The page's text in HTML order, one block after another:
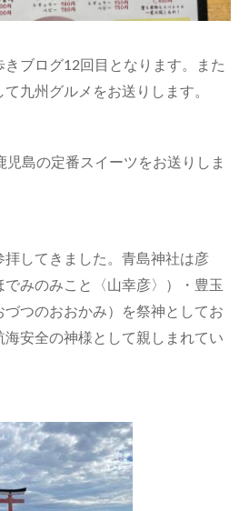
ブログ12回目となります。また
九州グルメをお送りします。
児島の定番スイーツをお送りしま
拝してきました。青島神社は彦
でみのみこと〈山幸彦〉）・豊玉
つのおおかみ）を祭神としてお
海安全の神様として親しまれてい